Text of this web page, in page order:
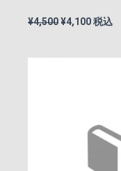
¥4,500元
¥4,100現
で
す。
税込